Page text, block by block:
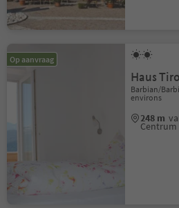
Op aanvraag
Haus
Barbian/
environs
248 m
Centrum